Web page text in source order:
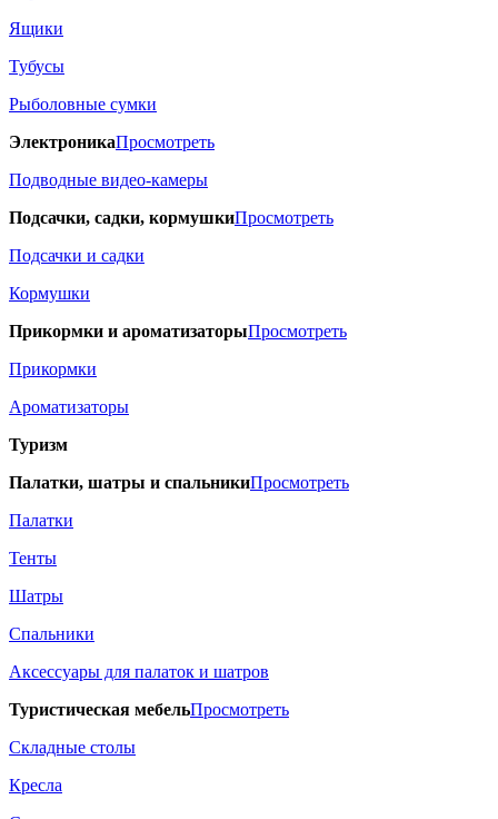
Ящики
Тубусы
Рыболовные сумки
ЭлектроникаПросмотреть
Подводные видео-камеры
Подсачки, садки, кормушкиПросмотреть
Подсачки и садки
Кормушки
Прикормки и ароматизаторыПросмотреть
Прикормки
Ароматизаторы
Туризм
Палатки, шатры и спальникиПросмотреть
Палатки
Тенты
Шатры
Спальники
Аксессуары для палаток и шатров
Туристическая мебельПросмотреть
Складные столы
Кресла